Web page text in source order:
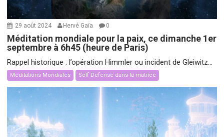
29 août 2024 Hervé Gaïa 0
Méditation mondiale pour la paix, ce dimanche 1er
septembre à 6h45 (heure de Paris)
Rappel historique : l’opération Himmler ou incident de Gleiwitz...
Méditations Mondiales Self Defense dans la matrice